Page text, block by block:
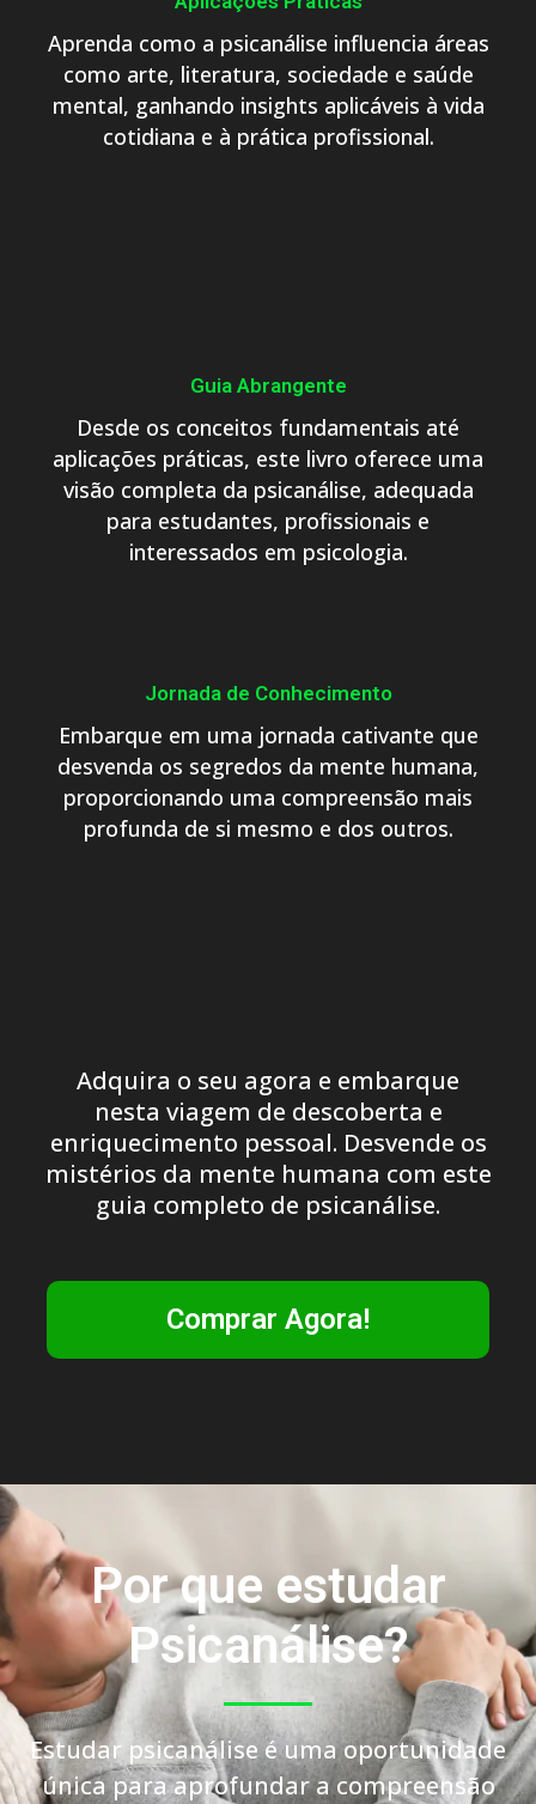
Aprenda como a psicanálise influencia áreas
como arte, literatura, sociedade e saúde
mental, ganhando insights aplicáveis à vida
cotidiana e à prática profissional.
Guia Abrangente
Desde os conceitos fundamentais até
aplicações práticas, este livro oferece uma
visão completa da psicanálise, adequada
para estudantes, profissionais e
interessados em psicologia.
Jornada de Conhecimento
Embarque em uma jornada cativante que
desvenda os segredos da mente humana,
proporcionando uma compreensão mais
profunda de si mesmo e dos outros.
Adquira o seu agora e embarque
nesta viagem de descoberta e
enriquecimento pessoal. Desvende os
mistérios da mente humana com este
guia completo de psicanálise.
Comprar Agora!
Por que estudar
Psicanálise?
Estudar psicanálise é uma oportunidade
única para aprofundar a compreensão